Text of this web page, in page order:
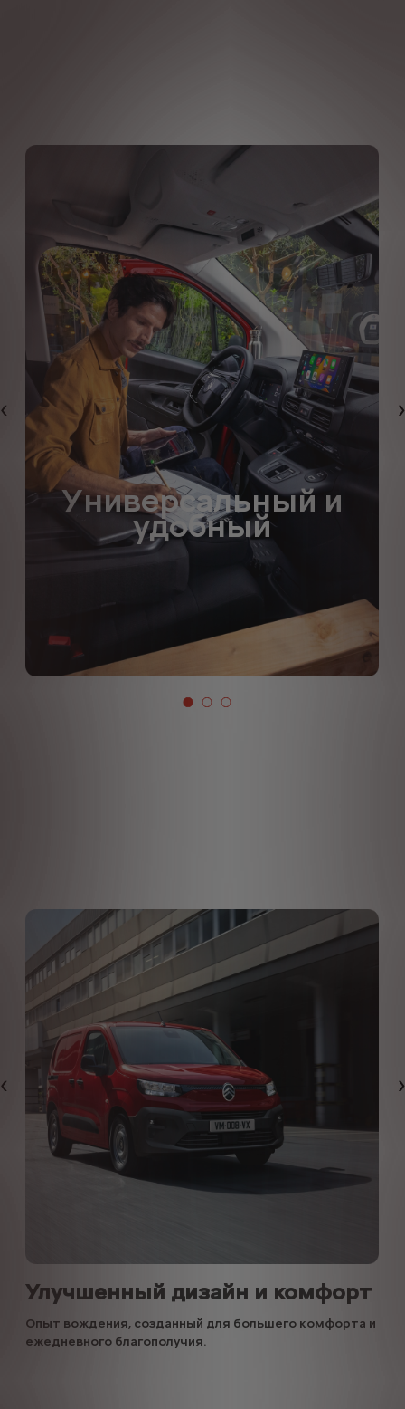
Назад
Универсальный и
удобный
Назад
Улучшенный дизайн и комфорт
Опыт вождения, созданный для большего комфорта и
ежедневного благополучия.